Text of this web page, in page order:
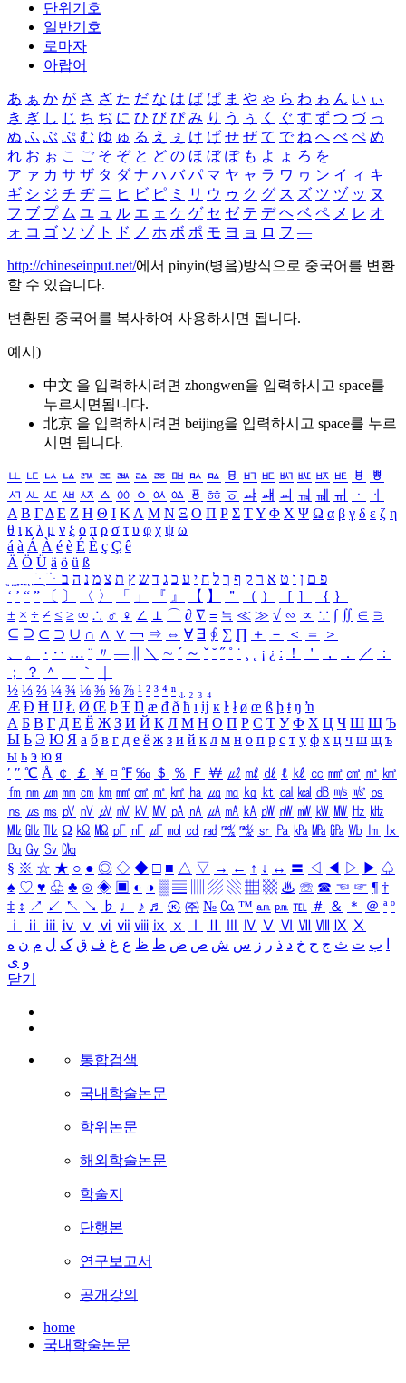
단위기호
일반기호
로마자
아랍어
あ ぁ か が さ ざ た だ な は ば ぱ ま や ゃ ら わ ゎ ん い ぃ
き ぎ し じ ち ぢ に ひ び ぴ み り う ぅ く ぐ す ず つ づ っ
ぬ ふ ぶ ぷ む ゆ ゅ る え ぇ け げ せ ぜ て で ね へ べ ぺ め
れ お ぉ こ ご そ ぞ と ど の ほ ぼ ぽ も よ ょ ろ を
ア ァ カ サ ザ タ ダ ナ ハ バ パ マ ヤ ャ ラ ワ ヮ ン イ ィ キ
ギ シ ジ チ ヂ ニ ヒ ビ ピ ミ リ ウ ゥ ク グ ス ズ ツ ヅ ッ ヌ
フ ブ プ ム ユ ュ ル エ ェ ケ ゲ セ ゼ テ デ ヘ ベ ペ メ レ オ
ォ コ ゴ ソ ゾ ト ド ノ ホ ボ ポ モ ヨ ョ ロ ヲ ―
http://chineseinput.net/에서 pinyin(병음)방식으로 중국어를 변환
할 수 있습니다.
변환된 중국어를 복사하여 사용하시면 됩니다.
예시)
中文 을 입력하시려면 zhongwen을 입력하시고 space를
누르시면됩니다.
北京 을 입력하시려면 beijing을 입력하시고 space를 누르
시면 됩니다.
ㅥ ㅦ ㅧ ㅨ ㅩ ㅪ ㅫ ㅬ ㅭ ㅮ ㅯ ㅰ ㅱ ㅲ ㅳ ㅴ ㅵ ㅶ ㅷ ㅸ
ㅹ
ㅺ ㅻ ㅼ ㅽ ㅾ ㅿ ㆀ ㆁ ㆂ ㆃ ㆄ ㆅ ㆆ ㆇ ㆈ ㆉ ㆊ ㆋ ㆌ ㆍ
ㆎ
Α Β ΓΔ Ε Ζ Η Θ Ι ΚΛ Μ Ν Ξ Ο Π Ρ Σ ΤΥ Φ Χ Ψ Ω α β γ δ ε ζ η
θ ι κ λ μ ν ξ ο π ρ σ τ υ φ χ ψ ω
á à Á À é è É È ç Ç ê
Ä Ö Ü ä ö ü ß
ִֶֹ ֻּ ׁׂ פ ם ן ו ט א ר ק ף ך ל ח י ע כ ג ד ש ץ ת צ מ נ ה ב
‘ ’ “ ” 〔 〕 〈 〉 「 」 『 』 【 】 ＂ （ ） ［ ］ ｛ ｝
± × ÷ ≠ ≤ ≥ ∞ ∴ ♂ ♀ ∠ ⊥ ⌒ ∂ ∇ ≡ ≒ ≪ ≫ √ ∽ ∝ ∵ ∫ ∬ ∈ ∋
⊆ ⊇ ⊂ ⊃ ∪ ∩ ∧ ∨ ￢ ⇒ ⇔ ∀ ∃ ∮ ∑ ∏ ＋ － ＜ ＝
＞
、
。 · ‥ … ¨ 〃 ― ＼ ∼ ´ ～ ˇ ˘ ˝ ˚ ˙ ¸ ¡ ¿ ː ！ ＇ ， ． ／
：
；
？ ＾ ｀
½ ⅓ ⅔ ¼ ¾ ⅛ ⅜ ⅝ ⅞ ¹ ² ³ ⁴ ⁿ ₁ ₂ ₃ ₄
Æ Ð Ħ Ĳ Ł Ø Œ Þ Ŧ Ŋ æ đ ð ħ ı ĳ ĸ ŀ ł ø œ ß þ ŧ ŋ ŉ
А Б В Г Д Е Ё Ж З И Й К Л М Н О П Р С Т У Ф Х Ц Ч Ш Щ Ъ
Ы Ь Э Ю Я а б в г д е ё ж з и й к л м н о п р с т у ф х ц ч ш щ ъ
ы ь э ю я
′ ″ ℃ Å ￠ ￡ ￥ ¤ ℉ ‰ ＄ ％ Ｆ ￦ ㎕ ㎖ ㎗ ℓ ㎘ ㏄ ㎣ ㎤ ㎥ ㎦
㎙ ㎚ ㎛ ㎜ ㎝ ㎞ ㎟ ㎠ ㎡ ㎢ ㏊ ㎍ ㎎ ㎏ ㏏ ㎈ ㎉ ㏈ ㎧ ㎨ ㎰
㎱ ㎲ ㎳ ㎴ ㎵ ㎶ ㎷ ㎸ ㎹ ㎀ ㎁ ㎂ ㎃ ㎄ ㎺ ㎻ ㎽ ㎾ ㎿ ㎐ ㎑
㎒ ㎓ ㎔ Ω ㏀ ㏁ ㎊ ㎋ ㎌ ㏖ ㏅ ㎭ ㎮ ㎯ ㏛ ㎩ ㎪ ㎫ ㎬ ㏝ ㏐
㏓
㏃ ㏉ ㏜ ㏆
§ ※ ☆ ★ ○ ● ◎ ◇ ◆ □ ■ △ ▽ → ← ↑ ↓ ↔ 〓 ◁ ◀ ▷ ▶ ♤
♠ ♡ ♥ ♧ ♣ ⊙ ◈ ▣ ◐ ◑ ▒ ▤ ▨ ▧ ▦ ▩ ♨ ☏ ☎ ☜ ☞ ¶ †
‡ ↕ ↗ ↙ ↖ ↘ ♭ ♩ ♪ ♬ ㉿ ㈜ № ㏇ ™ ㏂ ㏘ ℡ ＃ ＆ ＊ ＠ ª º
ⅰ
ⅱ ⅲ ⅳ ⅴ ⅵ ⅶ ⅷ ⅸ ⅹ Ⅳ Ⅴ Ⅵ Ⅶ Ⅷ Ⅸ Ⅹ
ب ت ث ج ح خ د ذ ر ز س ش ص ض ط ظ ع غ ف ق ک ل م ن ه
و ی
닫기
통합검색
국내학술논문
학위논문
해외학술논문
학술지
단행본
연구보고서
공개강의
home
국내학술논문